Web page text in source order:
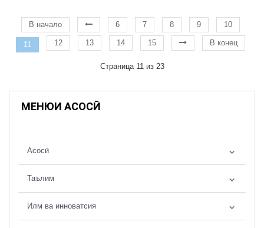
В начало 6 7 8 9 10
11 12 13 14 15 В конец
Страница 11 из 23
МЕНЮИ АСОСӢ
Асосӣ
Таълим
Илм ва инноватсия